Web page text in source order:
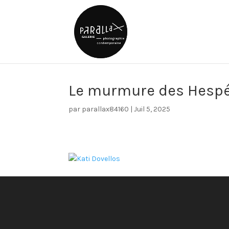
Le murmure des
par parallax84160 |Juil 5, 2025